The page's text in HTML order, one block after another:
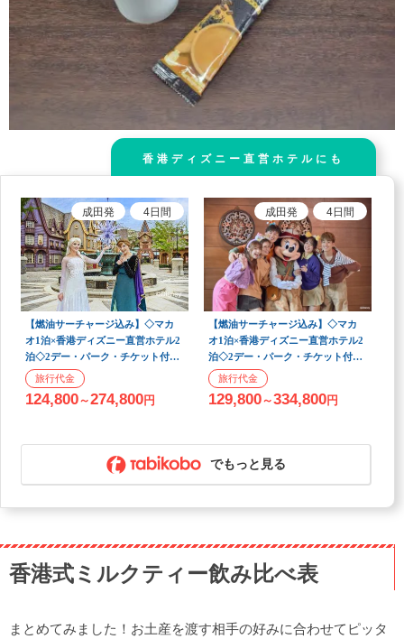
香港ディズニー直営ホテルにも
【燃油サーチャージ込み】◇マカ
オ1泊×香港ディズニー直営ホテル2
泊◇2デー・パーク・チケット付
き！夢のパークステイ＆2都市周遊
『リオホテル』+『ディズニー・ハ
リウッド・ホテル』泊 3泊4日間
成田発 4日間
124,800～274,800円
【燃油サーチャージ込み】◇マカ
オ1泊×香港ディズニー直営ホテル2
泊◇2デー・パーク・チケット付
き！夢のパークステイ＆2都市周遊
『リオホテル』+『ディズニー・エ
クスプローラーズ・ロッジ』泊 3泊
成田発 4日間
129,800～334,800円
でもっと見る
香港式ミルクティー飲み比べ表
まとめてみました！お土産を渡す相手の好みに合わせてピッタ